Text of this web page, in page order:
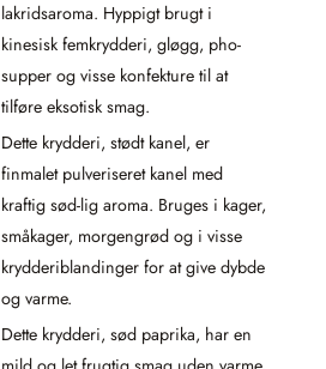
lakridsaroma. Hyppigt brugt i
kinesisk femkrydderi, gløgg, pho-
supper og visse konfekture til at
tilføre eksotisk smag.
Dette krydderi, stødt kanel, er
finmalet pulveriseret kanel med
kraftig sød-lig aroma. Bruges i kager,
småkager, morgengrød og i visse
krydderiblandinger for at give dybde
og varme.
Dette krydderi, sød paprika, har en